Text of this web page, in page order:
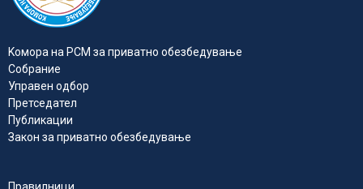
Kомора на РСМ за приватно обезбедувањe
Собрание
Управен одбор
Претседател
Публикации
Закон за приватно обезбедување